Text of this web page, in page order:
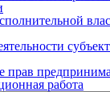
работа